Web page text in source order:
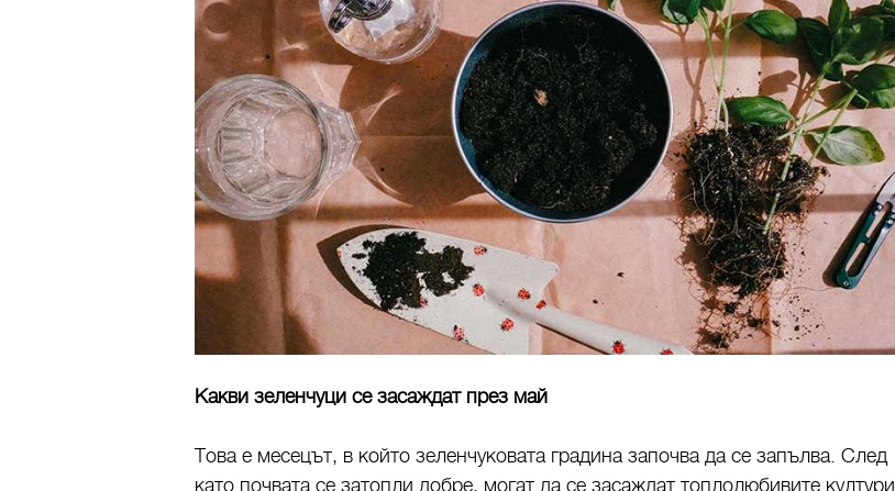
Какви зеленчуци се засаждат през май
Това е месецът, в който зеленчуковата градина започва да се запълва. След
като почвата се затопли добре, могат да се засаждат топлолюбивите култури.